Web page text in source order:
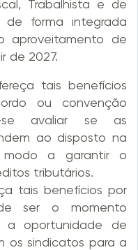
Trabalhista e de
de forma integrada
aproveitamento de
de 2027.
tais benefícios
ou convenção
se avaliar se as
ao disposto na
modo a garantir o
tributários.
tais benefícios por
ser o momento
a oportunidade de
os sindicatos para a